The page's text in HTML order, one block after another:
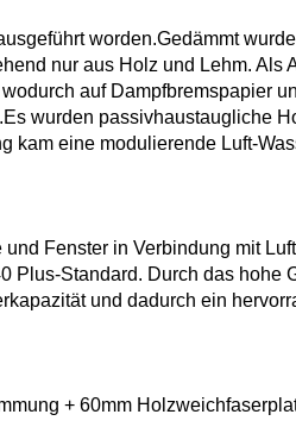
worden.Gedämmt
nur aus Holz und Lehm. Als
auf Dampfbremspapier
wurden passivhaustaugliche
kam eine modulierende Luft-
Fenster in Verbindung mit
Plus-Standard. Durch das hohe
und dadurch ein
+ 60mm